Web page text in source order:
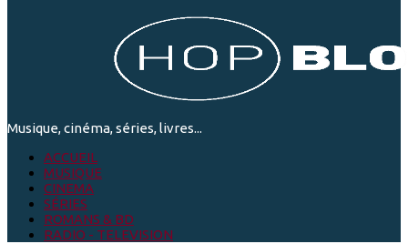
Musique, cinéma, séries, livres...
ACCUEIL
MUSIQUE
CINEMA
SÉRIES
ROMANS & BD
RADIO - TELEVISION